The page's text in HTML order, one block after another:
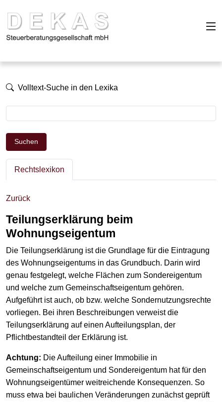
Volltext-Suche in den Lexika
Suchen
Rechtslexikon
Zurück
Teilungserklärung beim
Wohnungseigentum
Die Teilungserklärung ist die Grundlage für die Eintragung
des Wohnungseigentums in das Grundbuch. Darin wird
genau festgelegt, welche Flächen zum Sondereigentum
und welche zum Gemeinschaftseigentum gehören.
Aufgeführt ist auch, ob bzw. welche Sondernutzungsrechte
vorliegen. Bei ihren Beschreibungen verweist die
Teilungserklärung auf einen Aufteilungsplan, der
Pflichtbestandteil der Erklärung ist.
Achtung: Die Aufteilung einer Immobilie in
Gemeinschaftseigentum und Sondereigentum hat für den
Wohnungseigentümer weitreichende Konsequenzen. So
muss etwa bei baulichen Veränderungen zunächst geprüft